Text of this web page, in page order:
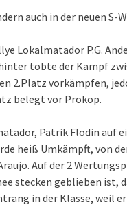
auch in der neuen S-
Lokalmatador P.G.
tobte der Kampf
2.Platz vorkämpfen,
belegt vor Prokop.
Patrik Flodin auf
heiß Umkämpft, von
Auf der 2
stecken geblieben ist,
in der Klasse, weil